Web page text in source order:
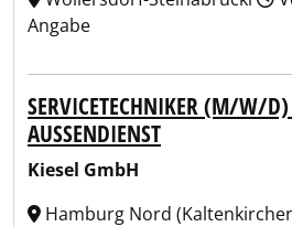
Angabe
SERVICETECHNIKER (M/W/
AUSSENDIENST
Kiesel GmbH
Hamburg Nord